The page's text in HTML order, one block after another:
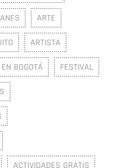
ARTE
ARTISTA
BOGOTÁ FESTIVAL
ACTIVIDADES GRATIS